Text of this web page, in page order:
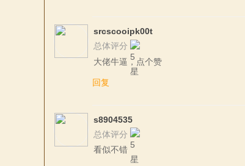
srcscooipk00t
总体评分
大佬牛逼，点个赞
回复
s8904535
总体评分
看似不错